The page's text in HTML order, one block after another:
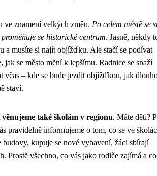
ve znamení velkých změn. Po celém městě se
se historické centrum. Jasně, někdy
a musíte si najít objížďku. Ale stačí se podívat
jak se město mění k lepšímu. Radnice se snaží
včas – kde se bude jezdit objížďkou, jak
staví.
také školám v regionu. Máte děti?
pravidelně informujeme o tom, co se ve
budovy, kupuje se nové vybavení, žáci sbírají
Prostě všechno, co vás jako rodiče zajímá a co